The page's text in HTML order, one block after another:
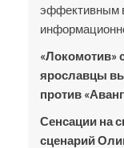
эффективным
«Локомотив»
ярославцы
против
Сенсации на
сценарий